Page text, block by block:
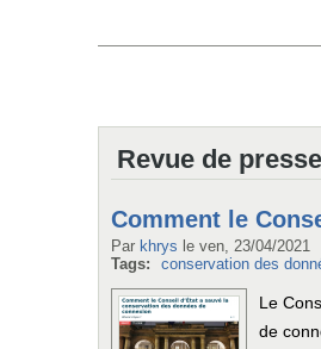
Revue de presse
Comment le
Par khrys le ven, 23/04/2021
Tags:
conservation des
Le
de